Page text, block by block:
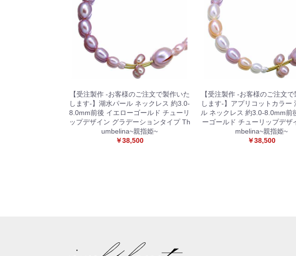
【受注製作 -お客様のご注文で製作いた
します-】湖水パール ネックレス 約3.0-
8.0mm前後 イエローゴールド チューリ
ップデザイン グラデーションタイプ Th
umbelina~親指姫~
￥38,500
【受注製作 -お客様のご注文で
します-】アプリコットカラー
ル ネックレス 約3.0-8.0mm前
ーゴールド チューリップデザ
mbelina~親指姫~
￥38,500
お買い